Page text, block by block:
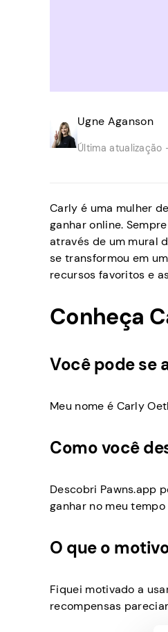
Ugne Aganson
Última atualização
Carly é uma mulher
ganhar online.
através de um mural
se transformou em
recursos favoritos e
Conheça
Você pode se
Meu nome é Carly
Como você
Descobri Pawns.app
ganhar no meu
O que o
Fiquei motivado a
recompensas